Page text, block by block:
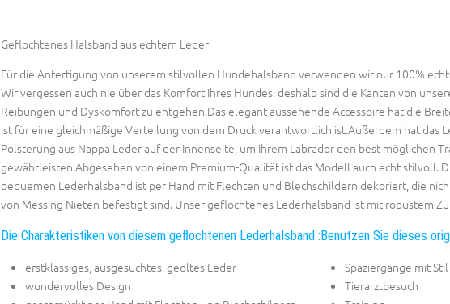
Geflochtenes Halsband aus echtem Leder
Für die Anfertigung von unserem stilvollen Hundehalsband verwenden wir nur 100%
Wir vergessen auch nie über das Komfort Ihres Hundes, deshalb sind die Kanten von
Reibungen und Dyskomfort zu entgehen.Das elegant aussehende Accessoire hat die
ist für eine gleichmäßige Verteilung von dem Druck verantwortlich ist.Außerdem hat das
Polsterung aus Nappa Leder auf der Innenseite, um Ihrem Labrador den best möglichen
gewährleisten.Abgesehen von einem Premium-Qualität ist das Modell auch echt stilvoll.
bequemen Lederhalsband ist per Hand mit Flechten und Blechschildern dekoriert, die
von Messing Nieten befestigt sind. Unser geflochtenes Lederhalsband ist mit robustem
Die Charakteristiken von diesem geflochtenen Lederhalsband :
erstklassiges, ausgesuchtes, geöltes Leder
wundervolles Design
Benutzen Sie dieses
Spaziergänge mit Stil
Tierarztbesuch